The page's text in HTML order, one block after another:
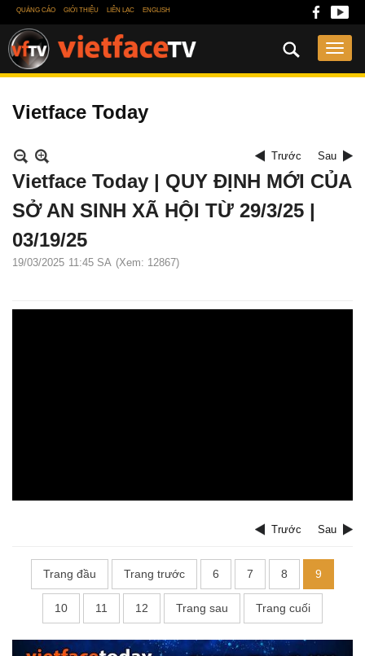
QUẢNG CÁO GIỚI THIỆU LIÊN LẠC ENGLISH
Vietface Today
Trước Sau
Vietface Today | QUY ĐỊNH MỚI CỦA
SỞ AN SINH XÃ HỘI TỪ 29/3/25 |
03/19/25
19/03/2025 11:45 SA (Xem: 12867)
Trước Sau
Trang đầu Trang trước 6 7 8 9
10 11 12 Trang sau Trang cuối